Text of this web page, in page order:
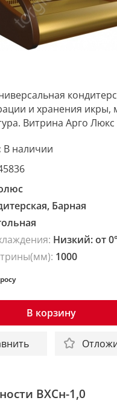
и хранения икры,
Витрина Арго
В наличии
Барная
Низкий: от
1000
В корзину
ВХСн-1,0